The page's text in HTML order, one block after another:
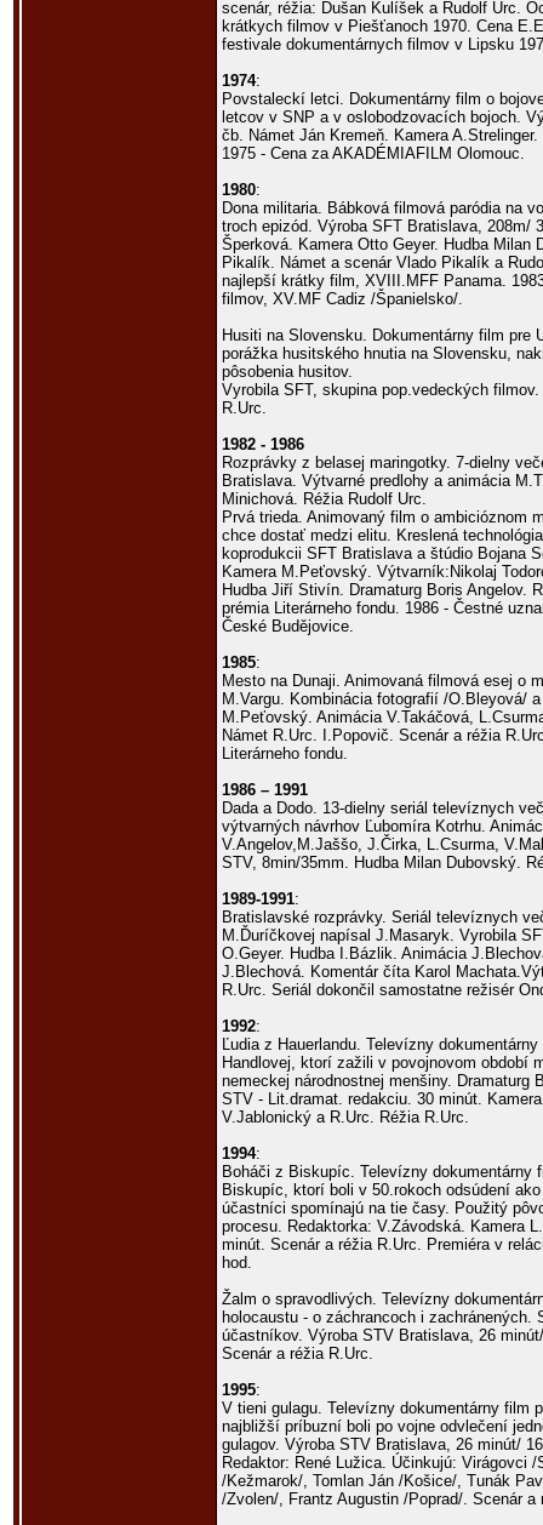
scenár, réžia: Dušan Kulíšek a Rudolf Urc.
krátkych filmov v Piešťanoch 1970. Cena
festivale dokumentárnych filmov v Lipsku
1974:
Povstaleckí letci. Dokumentárny film o
letcov v SNP a v oslobodzovacích bojoch.
čb. Námet Ján Kremeň. Kamera
1975 - Cena za AKADÉMIAFILM Olomouc.
1980:
Dona militaria. Bábková filmová paródia na
troch epizód. Výroba SFT Bratislava, 208m/
Šperková. Kamera Otto Geyer. Hudba Milan
Pikalík. Námet a scenár Vlado Pikalík a
najlepší krátky film, XVIII.MFF Panama.
filmov, XV.MF Cadiz /Španielsko/.
Husiti na Slovensku. Dokumentárny film pre
porážka husitského hnutia na Slovensku,
pôsobenia husitov.
Vyrobila SFT, skupina pop.vedeckých
R.Urc.
1982 - 1986
Rozprávky z belasej maringotky. 7-dielny
Bratislava. Výtvarné predlohy a animácia
Minichová. Réžia Rudolf Urc.
Prvá trieda. Animovaný film o ambicióznom
chce dostať medzi elitu. Kreslená
koprodukcii SFT Bratislava a štúdio Bojana
Kamera M.Peťovský. Výtvarník:Nikolaj
Hudba Jiří Stivín. Dramaturg Boris Angelov.
prémia Literárneho fondu. 1986 - Čestné
České Budějovice.
1985:
Mesto na Dunaji. Animovaná filmová esej o
M.Vargu. Kombinácia fotografií /O.Bleyová/
M.Peťovský. Animácia V.Takáčová,
Námet R.Urc. I.Popovič. Scenár a réžia
Literárneho fondu.
1986 – 1991
Dada a Dodo. 13-dielny seriál televíznych
výtvarných návrhov Ľubomíra Kotrhu.
V.Angelov,M.Jaššo, J.Čirka, L.Csurma,
STV, 8min/35mm. Hudba Milan Dubovský.
1989-1991:
Bratislavské rozprávky. Seriál televíznych
M.Ďuríčkovej napísal J.Masaryk. Vyrobila
O.Geyer. Hudba I.Bázlik. Animácia
J.Blechová. Komentár číta Karol
R.Urc. Seriál dokončil samostatne režisér
1992:
Ľudia z Hauerlandu. Televízny
Handlovej, ktorí zažili v povojnovom období
nemeckej národnostnej menšiny. Dramaturg
STV - Lit.dramat. redakciu. 30 minút.
V.Jablonický a R.Urc. Réžia R.Urc.
1994:
Boháči z Biskupíc. Televízny dokumentárny
Biskupíc, ktorí boli v 50.rokoch odsúdení
účastníci spomínajú na tie časy. Použitý
procesu. Redaktorka: V.Závodská. Kamera
minút. Scenár a réžia R.Urc. Premiéra v
hod.
Žalm o spravodlivých. Televízny
holocaustu - o záchrancoch i zachránených.
účastníkov. Výroba STV Bratislava, 26
Scenár a réžia R.Urc.
1995:
V tieni gulagu. Televízny dokumentárny film
najbližší príbuzní boli po vojne odvlečení
gulagov. Výroba STV Bratislava, 26 minút/
Redaktor: René Lužica. Účinkujú: Virágovci
/Kežmarok/, Tomlan Ján /Košice/, Tunák
/Zvolen/, Frantz Augustin /Poprad/. Scenár a